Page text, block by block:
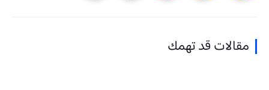
مقالات قد تهمك